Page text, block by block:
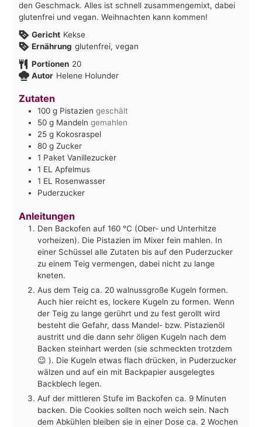
den Geschmack. Alles ist schnell zusammengemixt, dabei
glutenfrei und vegan. Weihnachten kann kommen!
Gericht Kekse
Ernährung glutenfrei, vegan
Portionen 20
Autor Helene Holunder
Zutaten
100 g Pistazien geschält
50 g Mandeln gemahlen
25 g Kokosraspel
80 g Zucker
1 Paket Vanillezucker
1 EL Apfelmus
1 EL Rosenwasser
Puderzucker
Anleitungen
Den Backofen auf 160 °C (Ober- und Unterhitze
vorheizen). Die Pistazien im Mixer fein mahlen. In
einer Schüssel alle Zutaten bis auf den Puderzucker
zu einem Teig vermengen, dabei nicht zu lange
kneten.
Aus dem Teig ca. 20 walnussgroße Kugeln formen.
Auch hier reicht es, lockere Kugeln zu formen. Wenn
der Teig zu lange gerührt und zu fest gerollt wird
besteht die Gefahr, dass Mandel- bzw. Pistazienöl
austritt und die dann sehr öligen Kugeln nach dem
Backen steinhart werden (sie schmeckten trotzdem
😉 ). Die Kugeln etwas flach drücken, in Puderzucker
wälzen und auf ein mit Backpapier ausgelegtes
Backblech legen.
Auf der mittleren Stufe im Backofen ca. 9 Minuten
backen. Die Cookies sollten noch weich sein. Nach
dem Abkühlen bleiben sie in einer Dose ca. 2 Wochen